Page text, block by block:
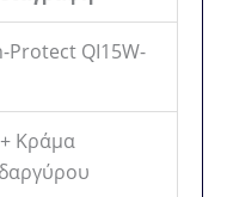
Protect QI15W-
Κράμα